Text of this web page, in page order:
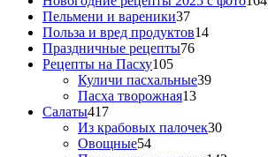
Пельмени и вареники37
Польза и вред продуктов14
Праздничные рецепты76
Рецепты на Пасху105
Куличи пасхальные39
Пасха творожная13
Салаты417
Из крабовых палочек30
Овощные54